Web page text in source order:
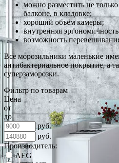
можно разместить не
балконе, в кладовке;
хороший объём камеры;
внутренняя
возможность
Все морозильники маленькие
антибактериальное покрытие, а
суперзаморозки.
Фильтр по товарам
Цена
от
до
руб.
руб.
Производитель:
AEG